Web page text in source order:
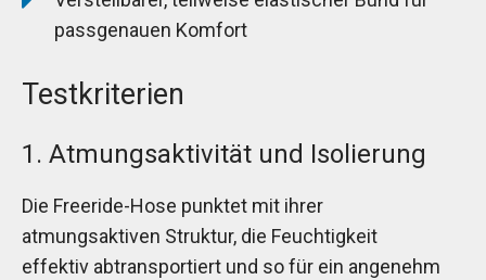
passgenauen Komfort
Testkriterien
1. Atmungsaktivität und Isolierung
Die Freeride-Hose punktet mit ihrer
atmungsaktiven Struktur, die Feuchtigkeit
effektiv abtransportiert und so für ein angenehm